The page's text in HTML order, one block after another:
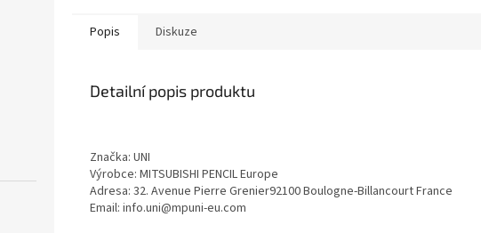
Popis Diskuze
Detailní popis produktu
Značka: UNI
Výrobce: MITSUBISHI PENCIL Europe
Adresa: 32. Avenue Pierre Grenier92100 Boulogne-Billancourt France
Email: info.uni@mpuni-eu.com